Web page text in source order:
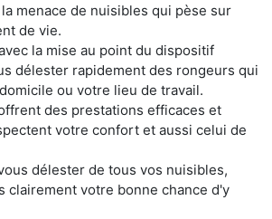
menace de nuisibles qui pèse sur
de vie.
la mise au point du dispositif
délester rapidement des rongeurs qui
ou votre lieu de travail.
des prestations efficaces et
votre confort et aussi celui de
délester de tous vos nuisibles,
clairement votre bonne chance d'y